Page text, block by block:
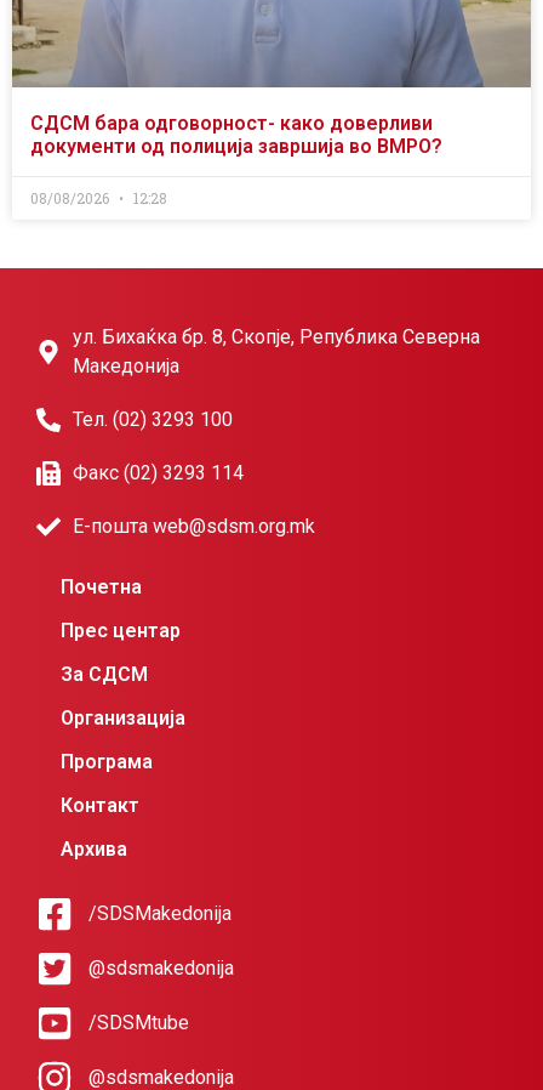
СДСМ бара одговорност- како доверливи
документи од полиција завршија во ВМРО?
08/08/2026 12:28
ул. Бихаќка бр. 8, Скопје, Република Северна
Македонија
Тел. (02) 3293 100
Факс (02) 3293 114
Е-пошта web@sdsm.org.mk
Почетна
Прес центар
За СДСМ
Организација
Програма
Контакт
Архива
/SDSMakedonija
@sdsmakedonija
/SDSMtube
@sdsmakedonija